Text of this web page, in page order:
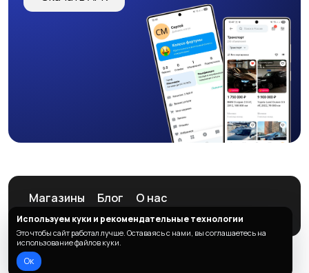
Магазины Блог
О нас
Служба поддержки
© 2026 ListAd
Используем куки и рекомендательные технологии
Это чтобы сайт работал лучше. Оставаясь с нами, вы соглашаетесь на
использование файлов куки.
Ок